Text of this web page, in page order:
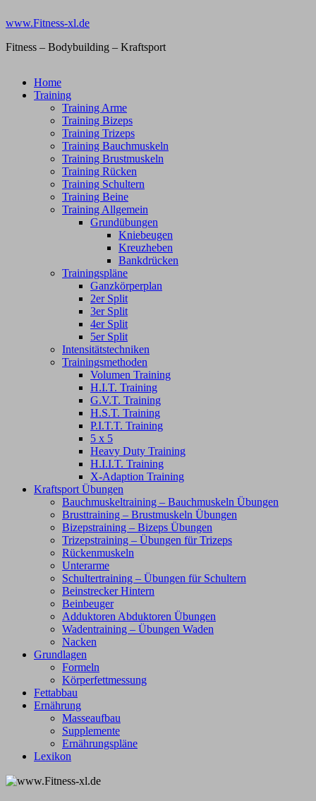
Inhalt
www.Fitness-xl.de
Fitness – Bodybuilding – Kraftsport
Home
Training
Training Arme
Training Bizeps
Training Trizeps
Training Bauchmuskeln
Training Brustmuskeln
Training Rücken
Training Schultern
Training Beine
Training Allgemein
Grundübungen
Kniebeugen
Kreuzheben
Bankdrücken
Trainingspläne
Ganzkörperplan
2er Split
3er Split
4er Split
5er Split
Intensitätstechniken
Trainingsmethoden
Volumen Training
H.I.T. Training
G.V.T. Training
H.S.T. Training
P.I.T.T. Training
5 x 5
Heavy Duty Training
H.I.I.T. Training
X-Adaption Training
Kraftsport Übungen
Bauchmuskeltraining – Bauchmuskeln Übungen
Brusttraining – Brustmuskeln Übungen
Bizepstraining – Bizeps Übungen
Trizepstraining – Übungen für Trizeps
Rückenmuskeln
Unterarme
Schultertraining – Übungen für Schultern
Beinstrecker Hintern
Beinbeuger
Adduktoren Abduktoren Übungen
Wadentraining – Übungen Waden
Nacken
Grundlagen
Formeln
Körperfettmessung
Fettabbau
Ernährung
Masseaufbau
Supplemente
Ernährungspläne
Lexikon